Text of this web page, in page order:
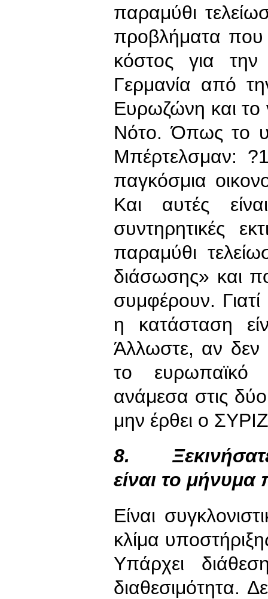
παραμύθι
προβλήματα που
κόστος για την
Γερμανία από
Ευρωζώνη και το
Νότο. Όπως το
Μπέρτελσμαν:
παγκόσμια
Και αυτές
συντηρητικές
παραμύθι
διάσωσης» και
συμφέρουν.
η κατάσταση
Άλλωστε, αν δεν
το ευρωπαϊκό
ανάμεσα στις δύο
μην έρθει ο
8.
είναι το μήνυμα
Είναι
κλίμα
Υπάρχει
διαθεσιμότητα.